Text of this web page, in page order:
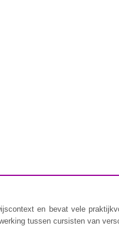
en bevat vele
tussen cursisten van